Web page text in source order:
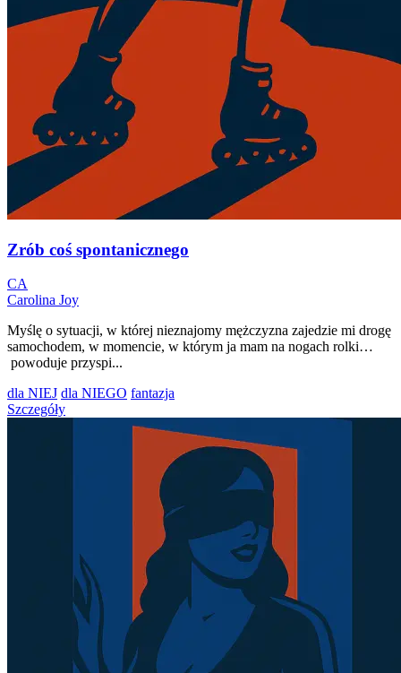
Zrób coś spontanicznego
CA
Carolina Joy
Myślę o sytuacji, w której nieznajomy mężczyzna zajedzie mi drogę
samochodem, w momencie, w którym ja mam na nogach rolki…
powoduje przyspi...
dla NIEJ dla NIEGO fantazja
Szczegóły